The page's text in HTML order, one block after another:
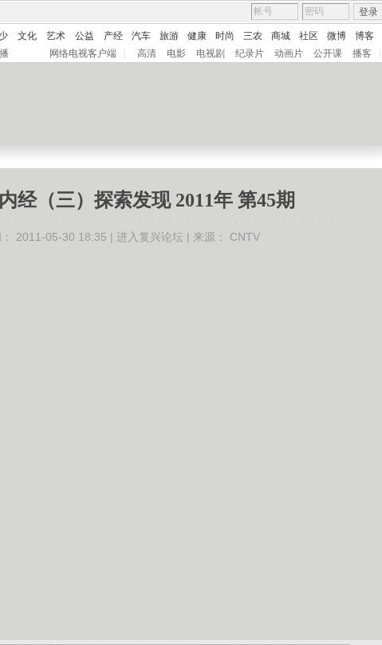
登录
文化 艺术 公益 产经 汽车 旅游 健康 时尚 三农 商城 社区 微博 博客
网络电视客户端 高清 电影 电视剧 纪录片 动画片 公开课 播客
经（三）探索发现 2011年 第45期
2011-05-30 18:35 | 进入复兴论坛 | 来源： CNTV